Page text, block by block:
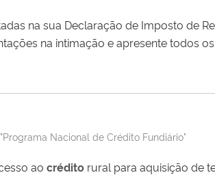
na sua Declaração de Imposto de
resolvidas, sua declaração sairá da
Nacional de Crédito Fundiário"
ao crédito rural para aquisição de